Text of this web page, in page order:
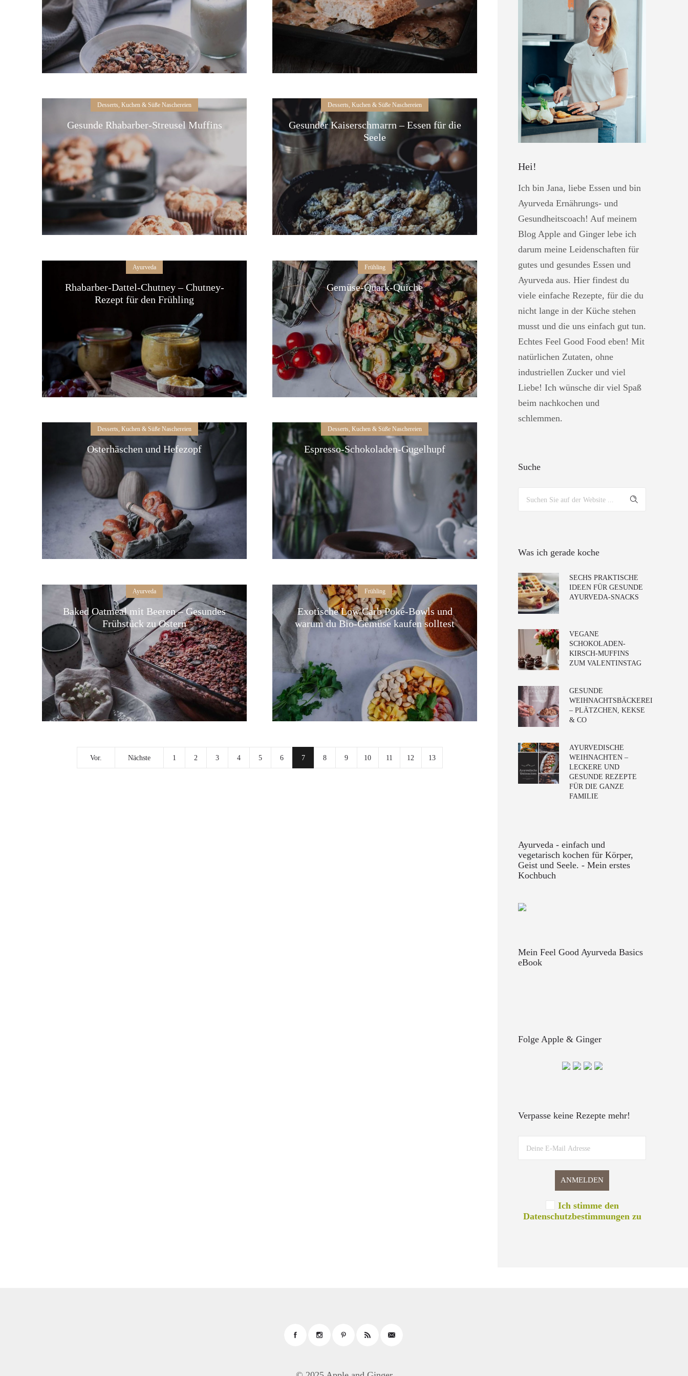
Desserts, Kuchen & Süße Naschereien
Gesunde Rhabarber-Streusel Muffins
Desserts, Kuchen & Süße Naschereien
Gesunder Kaiserschmarrn – Essen für die
Seele
Ayurveda
Rhabarber-Dattel-Chutney – Chutney-
Rezept für den Frühling
Frühling
Gemüse-Quark-Quiche
Desserts, Kuchen & Süße Naschereien
Osterhäschen und Hefezopf
Desserts, Kuchen & Süße Naschereien
Espresso-Schokoladen-Gugelhupf
Ayurveda
Baked Oatmeal mit Beeren – Gesundes
Frühstück zu Ostern
Frühling
Exotische Low Carb Poké-Bowls und
warum du Bio-Gemüse kaufen solltest
Vor. Nächste 1 2 3 4 5 6 7 8 9 10 11 12 13
Hei!
Ich bin Jana, liebe Essen und bin
Ayurveda Ernährungs- und
Gesundheitscoach! Auf meinem
Blog Apple and Ginger lebe ich
darum meine Leidenschaften für
gutes und gesundes Essen und
Ayurveda aus. Hier findest du
viele einfache Rezepte, für die du
nicht lange in der Küche stehen
musst und die uns einfach gut tun.
Echtes Feel Good Food eben! Mit
natürlichen Zutaten, ohne
industriellen Zucker und viel
Liebe! Ich wünsche dir viel Spaß
beim nachkochen und
schlemmen.
Suche
Was ich gerade koche
SECHS PRAKTISCHE
IDEEN FÜR GESUNDE
AYURVEDA-SNACKS
VEGANE
SCHOKOLADEN-
KIRSCH-MUFFINS
ZUM VALENTINSTAG
GESUNDE
WEIHNACHTSBÄCKEREI
– PLÄTZCHEN, KEKSE
& CO
AYURVEDISCHE
WEIHNACHTEN –
LECKERE UND
GESUNDE REZEPTE
FÜR DIE GANZE
FAMILIE
Ayurveda - einfach und
vegetarisch kochen für Körper,
Geist und Seele. - Mein erstes
Kochbuch
Mein Feel Good Ayurveda Basics
eBook
Folge Apple & Ginger
Verpasse keine Rezepte mehr!
Ich stimme den
Datenschutzbestimmungen zu